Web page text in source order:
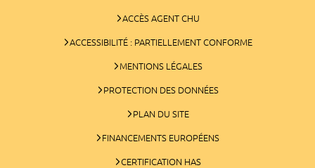
ACCÈS AGENT CHU
ACCESSIBILITÉ : PARTIELLEMENT CONFORME
MENTIONS LÉGALES
PROTECTION DES DONNÉES
PLAN DU SITE
FINANCEMENTS EUROPÉENS
CERTIFICATION HAS